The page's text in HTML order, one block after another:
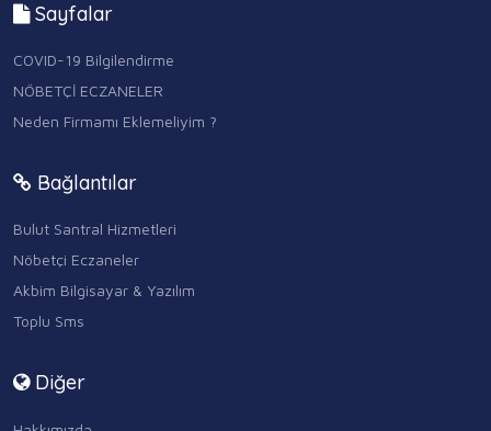
Sayfalar
COVID-19 Bilgilendirme
NÖBETÇİ ECZANELER
Neden Firmamı Eklemeliyim ?
Bağlantılar
Bulut Santral Hizmetleri
Nöbetçi Eczaneler
Akbim Bilgisayar & Yazılım
Toplu Sms
Diğer